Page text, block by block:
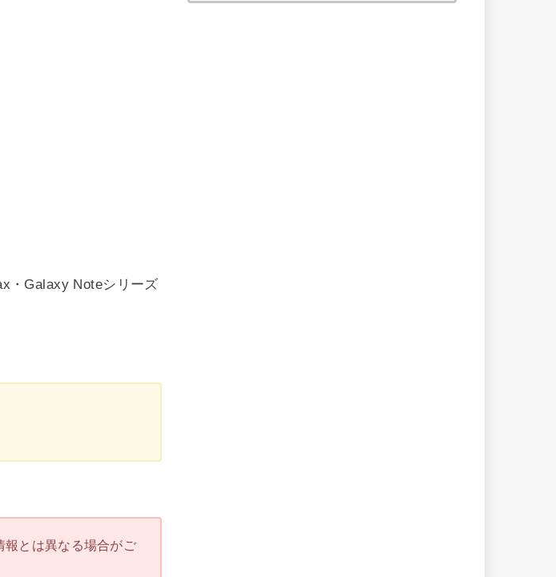
・Galaxy Noteシリーズ
報とは異なる場合がご